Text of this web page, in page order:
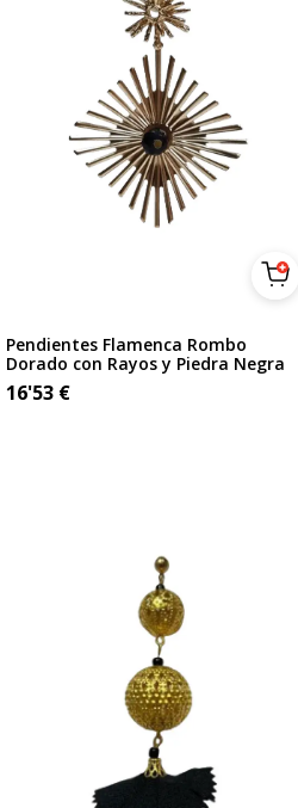
Pendientes Flamenca Rombo
Dorado con Rayos y Piedra Negra
16'53€